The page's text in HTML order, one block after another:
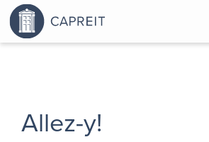
Allez-y!